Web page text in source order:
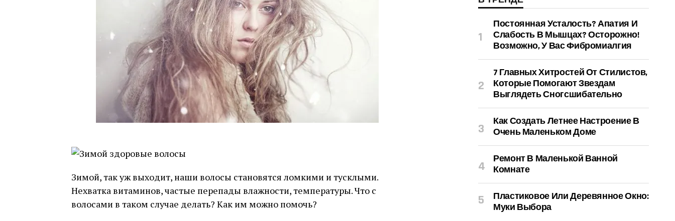
Зимой, так уж выходит, наши волосы становятся ломкими и тусклыми.
Нехватка витаминов, частые перепады влажности, температуры. Что с
волосами в таком случае делать? Как им можно помочь?
Постоянная Усталость? Апатия И
Слабость В Мышцах? Осторожно!
Возможно, У Вас Фибромиалгия
7 Главных Хитростей От Стилистов,
Которые Помогают Звездам
Выглядеть Сногсшибательно
Как Создать Летнее Настроение В
Очень Маленьком Доме
Ремонт В Маленькой Ванной
Комнате
Пластиковое Или Деревянное Окно:
Муки Выбора